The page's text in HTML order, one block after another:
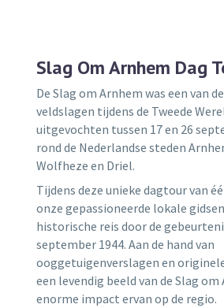
Slag Om Arnhem Dag
De Slag om Arnhem was een van
veldslagen tijdens de Tweede
uitgevochten tussen 17 en 26
rond de Nederlandse steden
Wolfheze en Driel.
Tijdens deze unieke dagtour van
onze gepassioneerde lokale
historische reis door de
september 1944. Aan de hand van
ooggetuigenverslagen en
een levendig beeld van de Slag om
enorme impact ervan op de regio.